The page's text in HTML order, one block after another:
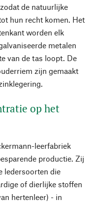
de natuurlijke
hun recht komen. Het
worden elk
metalen
van de tas loopt. De
zijn gemaakt
op het
leerfabriek
productie. Zij
ledersoorten die
of dierlijke stoffen
hertenleer) - in